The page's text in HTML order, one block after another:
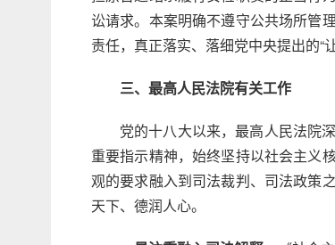
讼请求。本案明确不遵守公共场所管
责任，真正落实、落细党中央提出的“
三、最高人民法院有关工作
党的十八大以来，最高人民法院
重要指示精神，始终坚持以社会主义
观的要求融入到司法裁判、司法政策
天下、德润人心。